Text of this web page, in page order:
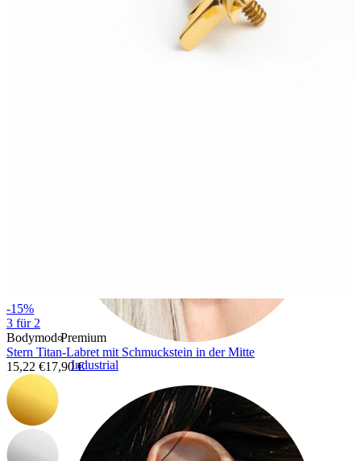
Industrial
-15%
3 für 2
Bodymod Premium
Stern Titan-Labret mit Schmuckstein in der Mitte
15,22 €17,90 €